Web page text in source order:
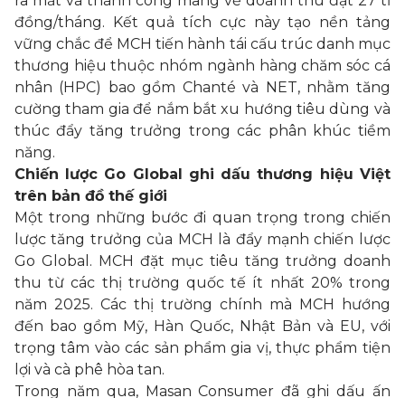
đồng/tháng. Kết quả tích cực này tạo nền tảng
vững chắc để MCH tiến hành tái cấu trúc danh mục
thương hiệu thuộc nhóm ngành hàng chăm sóc cá
nhân (HPC) bao gồm Chanté và NET, nhằm tăng
cường tham gia để nắm bắt xu hướng tiêu dùng và
thúc đẩy tăng trưởng trong các phân khúc tiềm
năng.
Chiến lược Go Global ghi dấu thương hiệu Việt
trên bản đồ thế giới
Một trong những bước đi quan trọng trong chiến
lược tăng trưởng của MCH là đẩy mạnh chiến lược
Go Global. MCH đặt mục tiêu tăng trưởng doanh
thu từ các thị trường quốc tế ít nhất 20% trong
năm 2025. Các thị trường chính mà MCH hướng
đến bao gồm Mỹ, Hàn Quốc, Nhật Bản và EU, với
trọng tâm vào các sản phẩm gia vị, thực phẩm tiện
lợi và cà phê hòa tan.
Trong năm qua, Masan Consumer đã ghi dấu ấn